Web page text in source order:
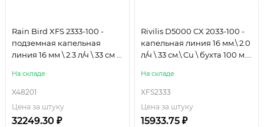
Rain Bird XFS 2333-100 -
подземная капельная
линия 16 мм \ 2.3 л/ч \ 33 см \
На складе
X48201
Цена за штуку
32249.30 ₽
Rivilis D5000 CX 2033-100 -
капельная линия 16 мм.\ 2.0
л/ч \ 33 см.\ Cu \ бухта 100 м.
На складе
XFS2333
Цена за штуку
15933.75 ₽